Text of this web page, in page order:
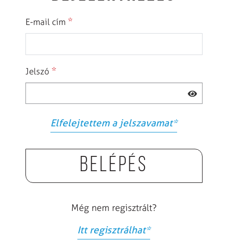
E-mail cím *
Jelszó *
Elfelejtettem a jelszavamat*
Belépés
Még nem regisztrált?
Itt regisztrálhat*